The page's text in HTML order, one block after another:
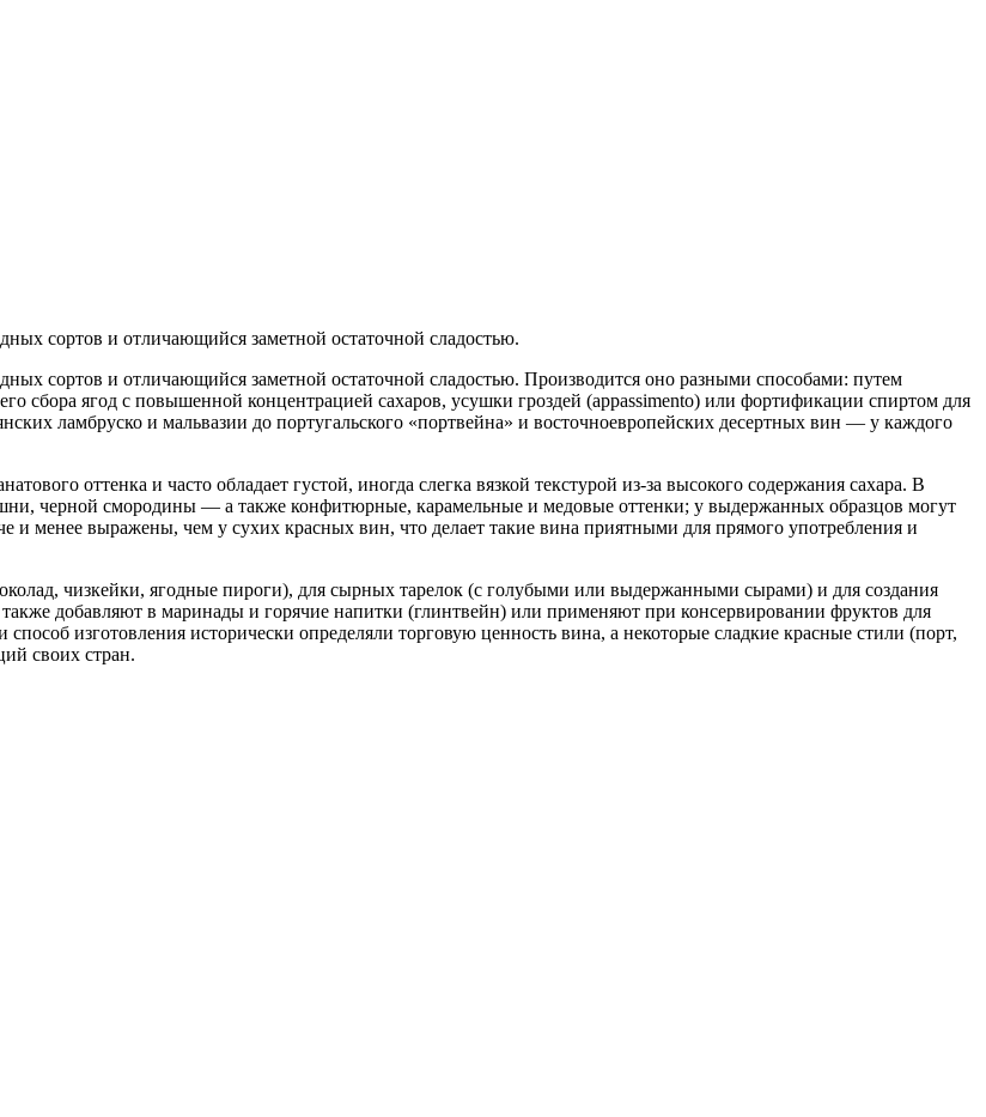
сортов и отличающийся заметной остаточной сладостью.
сортов и отличающийся заметной остаточной сладостью. Производится оно разными способами: путем
сбора ягод с повышенной концентрацией сахаров, усушки гроздей (appassimento) или фортификации спиртом для
ламбруско и мальвазии до португальского «портвейна» и восточноевропейских десертных вин — у каждого
оттенка и часто обладает густой, иногда слегка вязкой текстурой из‑за высокого содержания сахара. В
черной смородины — а также конфитюрные, карамельные и медовые оттенки; у выдержанных образцов могут
менее выражены, чем у сухих красных вин, что делает такие вина приятными для прямого употребления и
чизкейки, ягодные пироги), для сырных тарелок (с голубыми или выдержанными сырами) и для создания
добавляют в маринады и горячие напитки (глинтвейн) или применяют при консервировании фруктов для
изготовления исторически определяли торговую ценность вина, а некоторые сладкие красные стили (порт,
своих стран.